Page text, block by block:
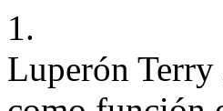
1.
Luperón